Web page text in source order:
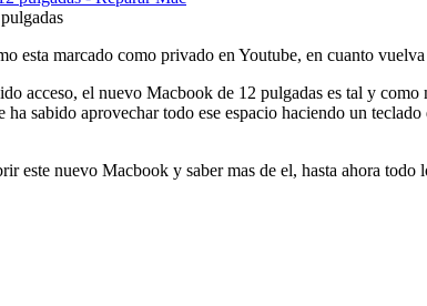
esta marcado como privado en Youtube, en cuanto
acceso, el nuevo Macbook de 12 pulgadas es tal y
sabido aprovechar todo ese espacio haciendo un
este nuevo Macbook y saber mas de el, hasta ahora